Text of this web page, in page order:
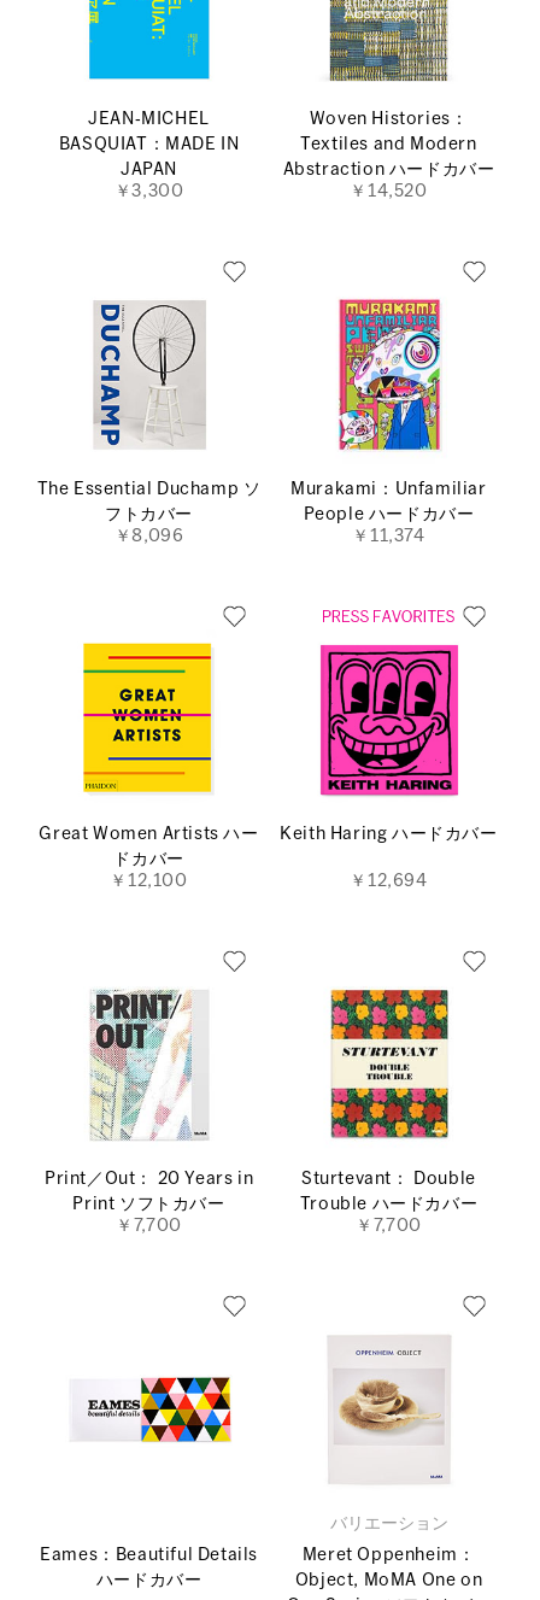
JEAN‐MICHEL
BASQUIAT：MADE IN
JAPAN
￥3,300
Woven Histories：
Textiles and Modern
Abstraction ハードカバー
￥14,520
The Essential Duchamp ソ
フトカバー
￥8,096
Murakami：Unfamiliar
People ハードカバー
￥11,374
Great Women Artists ハー
ドカバー
￥12,100
Keith Haring ハードカバー
￥12,694
Print／Out： 20 Years in
Print ソフトカバー
￥7,700
Sturtevant： Double
Trouble ハードカバー
￥7,700
Eames：Beautiful Details
ハードカバー
バリエーション
Meret Oppenheim：
Object, MoMA One on